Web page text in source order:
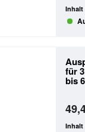
Inhalt
für
bis
Inhalt